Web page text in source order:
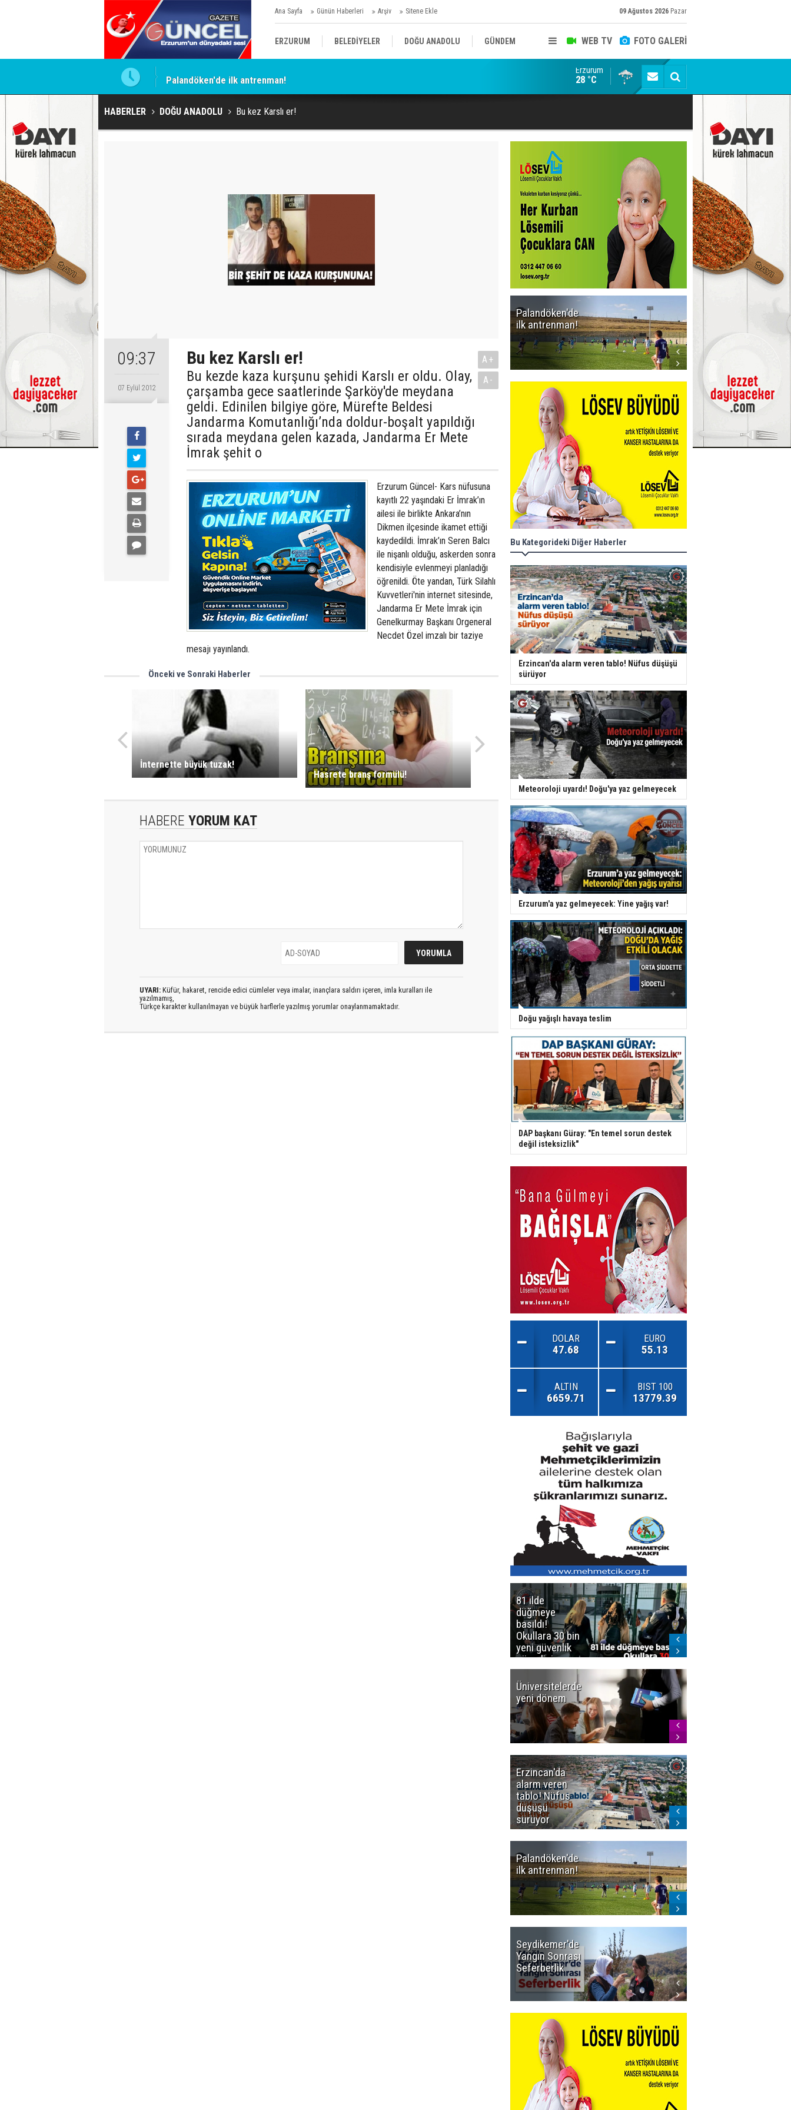
Ana Sayfa Günün Haberleri Arşiv Sitene Ekle 09 Ağustos 2026 Pazar
WEB TV FOTO GALERİ
ERZURUM BELEDİYELER DOĞU ANADOLU GÜNDEM
KÜLTÜR/SANAT//MAĞAZİN
Palandöken'de ilk antrenman! Kaptan Yumlu piknikte!
Erzurum
28 °C
HABERLER DOĞU ANADOLU Bu kez Karslı er!
09:37
07 Eylül 2012
Bu kez Karslı er!
Bu kezde kaza kurşunu şehidi Karslı er oldu. Olay,
çarşamba gece saatlerinde Şarköy'de meydana
geldi. Edinilen bilgiye göre, Mürefte Beldesi
Jandarma Komutanlığı’nda doldur-boşalt yapıldığı
sırada meydana gelen kazada, Jandarma Er Mete
İmrak şehit o
A+
A-
Erzurum Güncel- Kars nüfusuna
kayıtlı 22 yaşındaki Er İmrak’ın
ailesi ile birlikte Ankara’nın
Dikmen ilçesinde ikamet ettiği
kaydedildi. İmrak’ın Seren Balcı
ile nişanlı olduğu, askerden sonra
kendisiyle evlenmeyi planladığı
öğrenildi. Öte yandan, Türk Silahlı
Kuvvetleri'nin internet sitesinde,
Jandarma Er Mete İmrak için
Genelkurmay Başkanı Orgeneral
Necdet Özel imzalı bir taziye
mesajı yayınlandı.
Önceki ve Sonraki Haberler
İnternette büyük tuzak!
Hasrete branş formülü!
HABERE YORUM KAT
UYARI: Küfür, hakaret, rencide edici cümleler veya imalar, inançlara saldırı içeren, imla kuralları ile
yazılmamış,
Türkçe karakter kullanılmayan ve büyük harflerle yazılmış yorumlar onaylanmamaktadır.
Palandöken'de
ilk antrenman!
Bu Kategorideki Diğer Haberler
Erzincan'da alarm veren tablo! Nüfus düşüşü
sürüyor
Meteoroloji uyardı! Doğu'ya yaz gelmeyecek
Erzurum'a yaz gelmeyecek: Yine yağış var!
Doğu yağışlı havaya teslim
DAP başkanı Güray: "En temel sorun destek
değil isteksizlik"
DOLAR
47.68
EURO
55.13
ALTIN
6659.71
BIST 100
13779.39
81 ilde
düğmeye
basıldı!
Okullara 30 bin
yeni güvenlik
görevlisi
Üniversitelerde
yeni dönem
Erzincan'da
alarm veren
tablo! Nüfus
düşüşü
sürüyor
Palandöken'de
ilk antrenman!
Seydikemer'de
Yangın Sonrası
Seferberlik